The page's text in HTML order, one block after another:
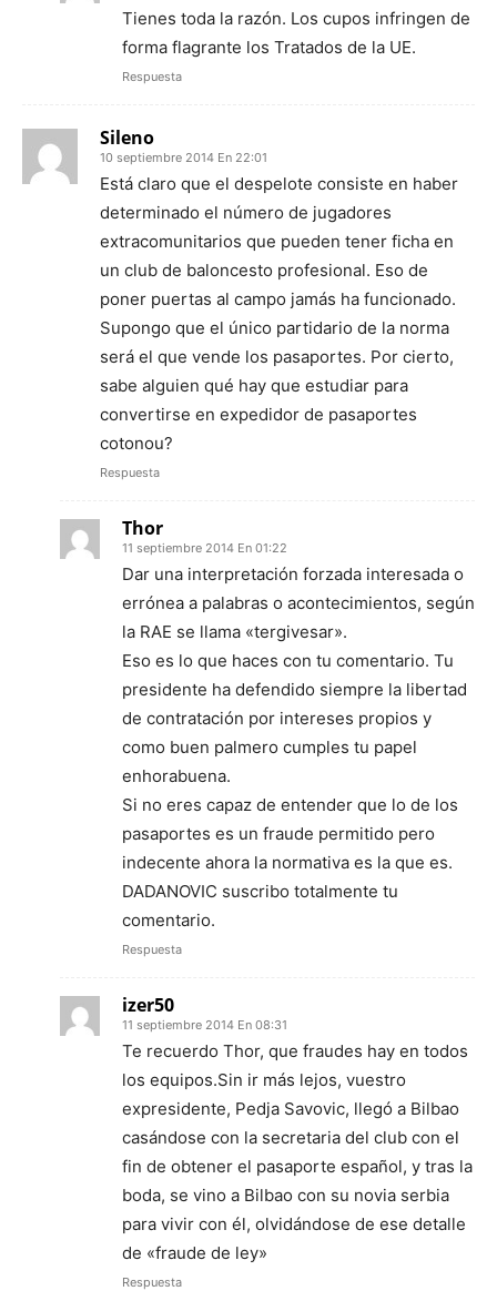
Tienes toda la razón. Los cupos infringen de
forma flagrante los Tratados de la UE.
Respuesta
Sileno
10 septiembre 2014 En 22:01
Está claro que el despelote consiste en haber
determinado el número de jugadores
extracomunitarios que pueden tener ficha en
un club de baloncesto profesional. Eso de
poner puertas al campo jamás ha funcionado.
Supongo que el único partidario de la norma
será el que vende los pasaportes. Por cierto,
sabe alguien qué hay que estudiar para
convertirse en expedidor de pasaportes
cotonou?
Respuesta
Thor
11 septiembre 2014 En 01:22
Dar una interpretación forzada interesada o
errónea a palabras o acontecimientos, según
la RAE se llama «tergivesar».
Eso es lo que haces con tu comentario. Tu
presidente ha defendido siempre la libertad
de contratación por intereses propios y
como buen palmero cumples tu papel
enhorabuena.
Si no eres capaz de entender que lo de los
pasaportes es un fraude permitido pero
indecente ahora la normativa es la que es.
DADANOVIC suscribo totalmente tu
comentario.
Respuesta
izer50
11 septiembre 2014 En 08:31
Te recuerdo Thor, que fraudes hay en todos
los equipos.Sin ir más lejos, vuestro
expresidente, Pedja Savovic, llegó a Bilbao
casándose con la secretaria del club con el
fin de obtener el pasaporte español, y tras la
boda, se vino a Bilbao con su novia serbia
para vivir con él, olvidándose de ese detalle
de «fraude de ley»
Respuesta